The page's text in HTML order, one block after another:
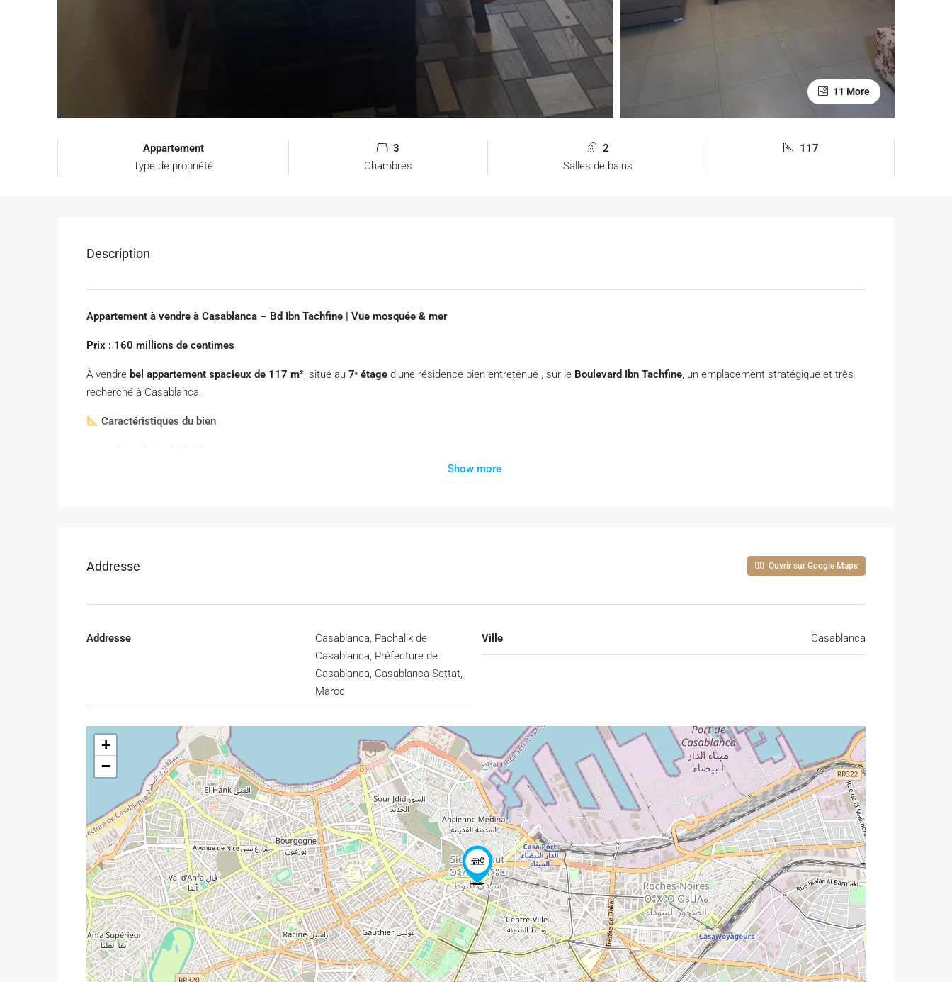
11 More
Appartement
Type de propriété
3
Chambres
2
Salles de bains
117
Description
Appartement à vendre à Casablanca – Bd Ibn Tachfine | Vue mosquée & mer
Prix : 160 millions de centimes
À vendre bel appartement spacieux de 117 m², situé au 7ᵉ étage d’une résidence bien entretenue , sur le Boulevard Ibn Tachfine, un emplacement stratégique et très
recherché à Casablanca.
Caractéristiques du bien
Vue dégagée sur la mosquée et la mer
Résidence calme et sécurisée
Bonne orientation
Ascenseur
Parking privé avec télécommande
Emplacement
Boulevard Ibn Tachfine
À côté deMarjane Tachfine Centre
Proche commerces, écoles, transports et toutes commodités
Quartier vivant et très demandé
Idéal pour
Show more
Addresse Ouvrir sur Google Maps
Addresse
Casablanca, Pachalik de
Casablanca, Préfecture de
Casablanca, Casablanca-Settat,
Maroc
Ville Casablanca
+
−